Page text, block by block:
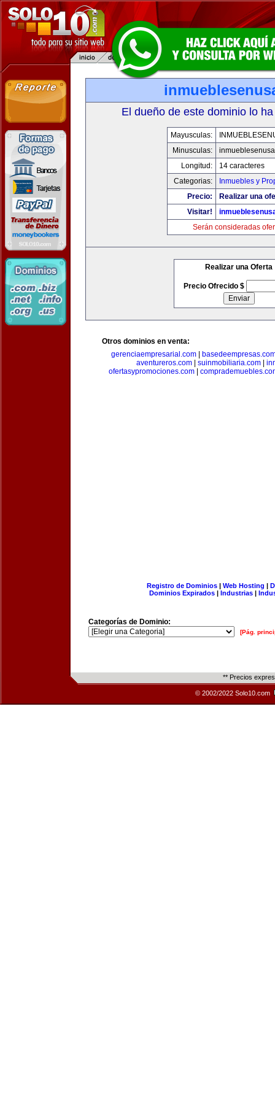
El dueño de este dominio lo
Mayusculas:
Minusculas:
Longitud:
14 caracteres
Categorias:
Inmuebles y
Precio:
Realizar una
Visitar!
Serán consideradas
Realizar una Oferta
Precio Ofrecido $
Otros dominios en venta:
gerenciaempresarial.com|
aventureros.com| suinmobiliaria.com|
ofertasypromociones.com|
Registro de Dominios| Web Hosting |
Dominios Expirados | Industrias |
Categorías de Dominio:
[Pág.
** Precios
© 2002/2022 Solo10.com